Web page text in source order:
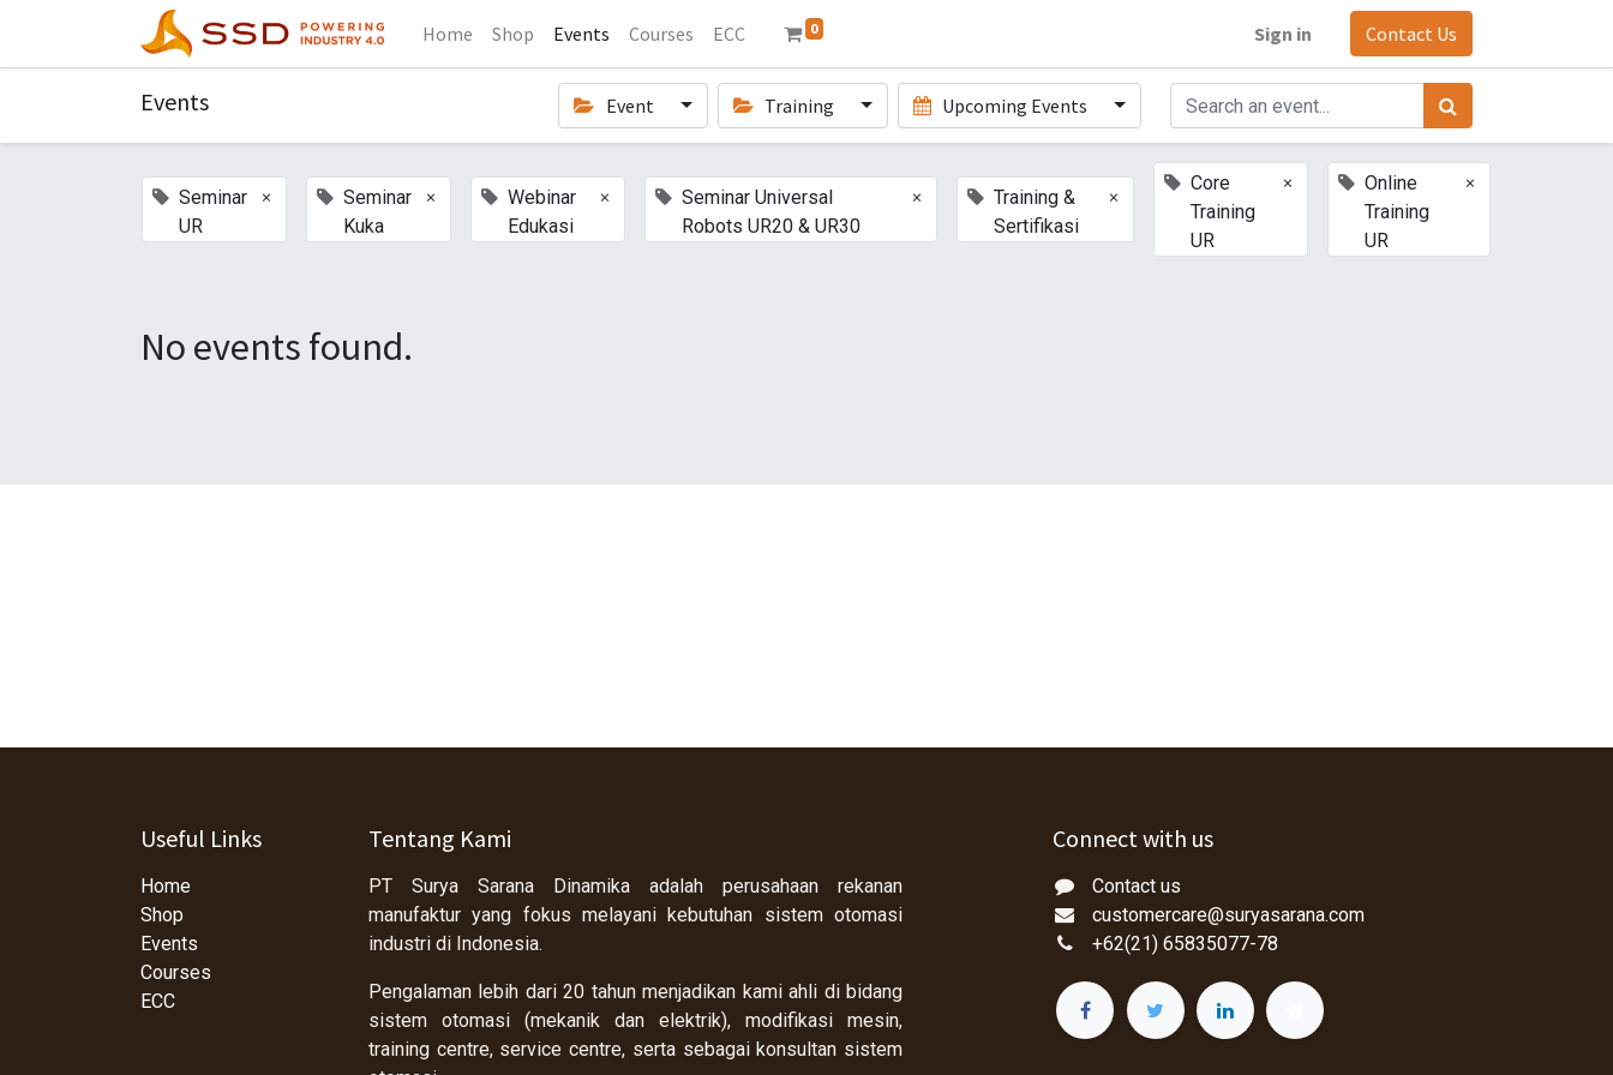
Home Shop Events Courses ECC 0 Sign in Contact Us
Events Event Training Upcoming Events
Seminar
UR
×
Seminar
Kuka
×
Webinar
Edukasi
×
Seminar Universal
Robots UR20 & UR30
×
Training &
Sertifikasi
×
Core
Training
UR
×
Online
Training
UR
×
No events found.
Useful Links
Home
Shop
Events
Courses
ECC
Tentang Kami
PT Surya Sarana Dinamika adalah perusahaan rekanan
manufaktur yang fokus melayani kebutuhan sistem otomasi
industri di Indonesia.
Pengalaman lebih dari 20 tahun menjadikan kami ahli di bidang
sistem otomasi (mekanik dan elektrik), modifikasi mesin,
training centre, service centre, serta sebagai konsultan sistem
Connect with us
Contact us
customercare@suryasarana.com
+62(21) 65835077-78